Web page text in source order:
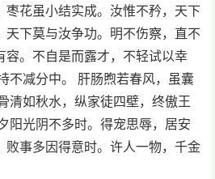
枣花虽小结实成。汝惟不矜，天下
天下莫与汝争功。明不伤察，直不
容。不自是而露才，不轻试以幸
不减分中。 肝肠煦若春风，虽囊
清如秋水，纵家徒四壁，终傲王
阳光阴不多时。得宠思辱，居安
败事多因得意时。许人一物，千金